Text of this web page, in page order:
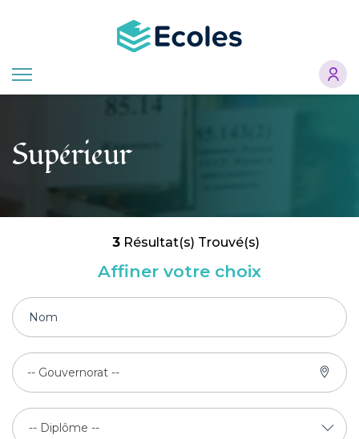
principal
Supérieur
3 Résultat(s) Trouvé(s)
Affiner votre choix
-- Gouvernorat --